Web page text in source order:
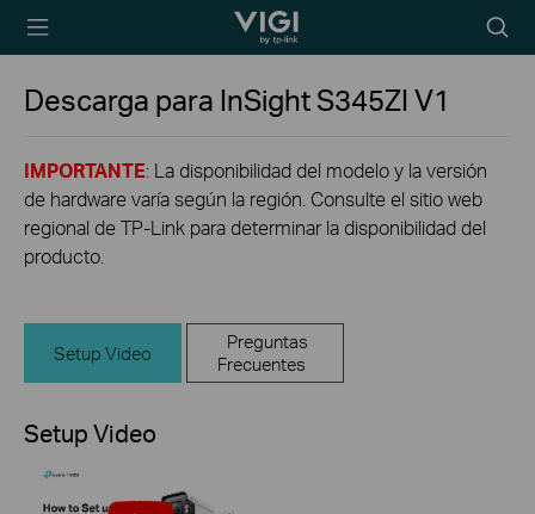
TP-Link, Reliably
icon
Descarga para InSight S345ZI V1
IMPORTANTE: La disponibilidad del modelo y la versión
de hardware varía según la región. Consulte el sitio web
regional de TP-Link para determinar la disponibilidad del
producto.
Setup Video
Preguntas
Frecuentes
Setup Video